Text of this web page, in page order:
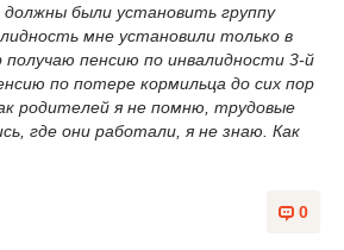
были установить группу
мне установили только в
получаю пенсию по инвалидности 3-й
по потере кормильца до сих пор
родителей я не помню, трудовые
где они работали, я не знаю. Как
0